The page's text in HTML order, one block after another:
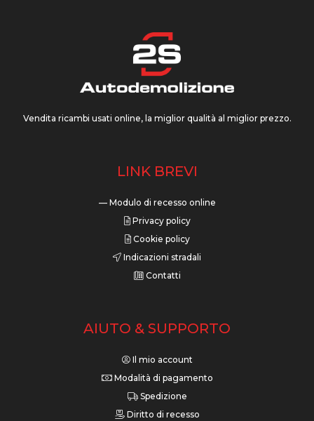
Vendita ricambi usati online, la miglior qualità al miglior prezzo.
LINK BREVI
— Modulo di recesso online
Privacy policy
Cookie policy
Indicazioni stradali
Contatti
AIUTO & SUPPORTO
Il mio account
Modalità di pagamento
Spedizione
Diritto di recesso